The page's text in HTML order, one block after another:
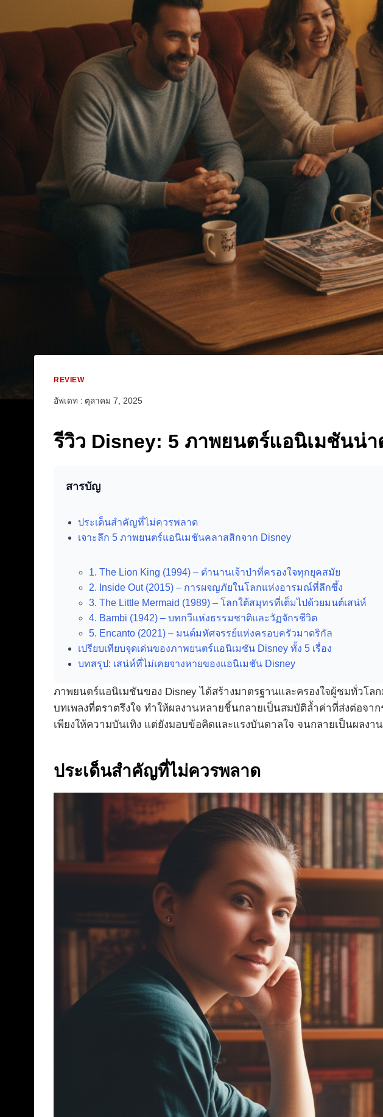
REVIEW
อัพเดท : ตุลาคม 7, 2025
รีวิว Disney: 5 ภาพยนตร์แอนิเมชันน่
สารบัญ
ประเด็นสำคัญที่ไม่ควรพลาด
เจาะลึก 5 ภาพยนตร์แอนิเมชันคลาสสิกจาก Disney
1. The Lion King (1994) – ตำนานเจ้าป่าที่ครองใจทุกยุคสมัย
2. Inside Out (2015) – การผจญภัยในโลกแห่งอารมณ์ที่ลึกซึ้ง
3. The Little Mermaid (1989) – โลกใต้สมุทรที่เต็มไปด้วยมนต์เสน่ห์
4. Bambi (1942) – บทกวีแห่งธรรมชาติและวัฏจักรชีวิต
5. Encanto (2021) – มนต์มหัศจรรย์แห่งครอบครัวมาดริกัล
เปรียบเทียบจุดเด่นของภาพยนตร์แอนิเมชัน Disney ทั้ง 5 เรื่อง
บทสรุป: เสน่ห์ที่ไม่เคยจางหายของแอนิเมชัน Disney
ภาพยนตร์แอนิเมชันของ Disney ได้สร้างมาตรฐานและครองใจผู้ชมทั่วโ
บทเพลงที่ตราตรึงใจ ทำให้ผลงานหลายชิ้นกลายเป็นสมบัติล้ำค่าที่ส่งต่อจ
เพียงให้ความบันเทิง แต่ยังมอบข้อคิดและแรงบันดาลใจ จนกลายเป็นผลง
ประเด็นสำคัญที่ไม่ควรพลาด